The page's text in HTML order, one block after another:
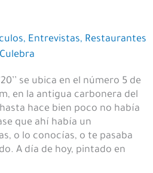
, Entrevistas, Restaurantes
se ubica en el número 5 de
en la antigua carbonera del
hace bien poco no había
que ahí había un
o lo conocías, o te pasaba
A día de hoy, pintado en